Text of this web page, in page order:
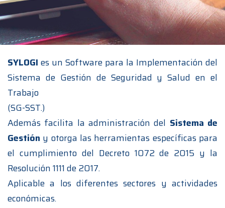
SYLOGI es un Software para la Implementación del
Sistema de Gestión de Seguridad y Salud en el
Trabajo
(SG-SST.)
Además facilita la administración del Sistema de
Gestión y otorga las herramientas específicas para
el cumplimiento del Decreto 1072 de 2015 y la
Resolución 1111 de 2017.
Aplicable a los diferentes sectores y actividades
económicas.